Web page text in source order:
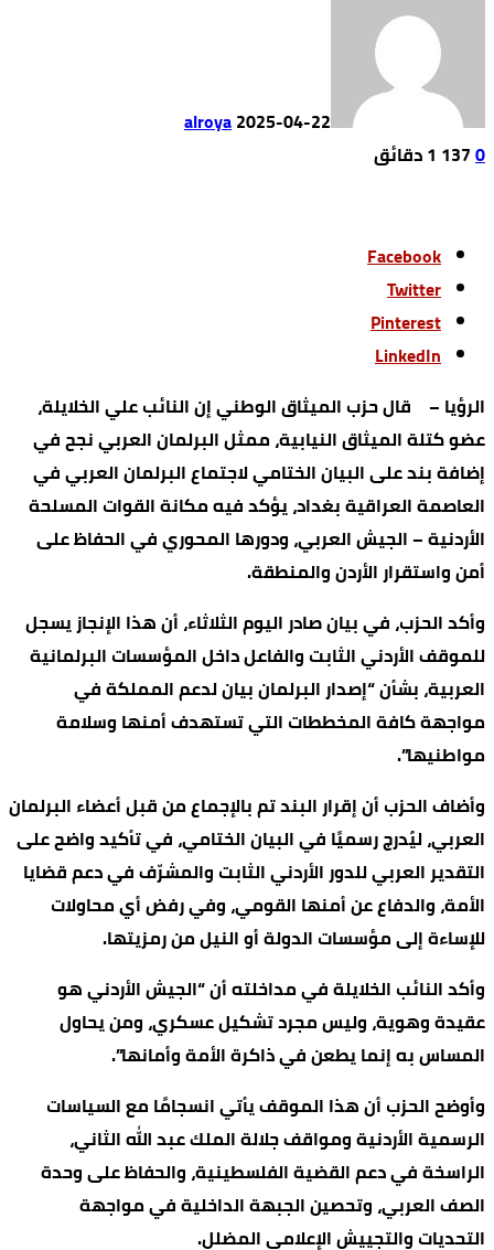
alroya2025-04-22
0
137 1 ‫دقائق‬
Facebook
Twitter
Pinterest
LinkedIn
الرؤيا – قال حزب الميثاق الوطني إن النائب علي الخلايلة،
عضو كتلة الميثاق النيابية، ممثل البرلمان العربي نجح في
إضافة بند على البيان الختامي لاجتماع البرلمان العربي في
العاصمة العراقية بغداد، يؤكد فيه مكانة القوات المسلحة
الأردنية – الجيش العربي، ودورها المحوري في الحفاظ على
أمن واستقرار الأردن والمنطقة.
وأكد الحزب، في بيان صادر اليوم الثلاثاء، أن هذا الإنجاز يسجل
للموقف الأردني الثابت والفاعل داخل المؤسسات البرلمانية
العربية، بشأن “إصدار البرلمان بيان لدعم المملكة في
مواجهة كافة المخططات التي تستهدف أمنها وسلامة
مواطنيها”.
وأضاف الحزب أن إقرار البند تم بالإجماع من قبل أعضاء البرلمان
العربي، ليُدرج رسميًا في البيان الختامي، في تأكيد واضح على
التقدير العربي للدور الأردني الثابت والمشرّف في دعم قضايا
الأمة، والدفاع عن أمنها القومي، وفي رفض أي محاولات
للإساءة إلى مؤسسات الدولة أو النيل من رمزيتها.
وأكد النائب الخلايلة في مداخلته أن “الجيش الأردني هو
عقيدة وهوية، وليس مجرد تشكيل عسكري، ومن يحاول
المساس به إنما يطعن في ذاكرة الأمة وأمانها”.
وأوضح الحزب أن هذا الموقف يأتي انسجامًا مع السياسات
الرسمية الأردنية ومواقف جلالة الملك عبد الله الثاني،
الراسخة في دعم القضية الفلسطينية، والحفاظ على وحدة
الصف العربي، وتحصين الجبهة الداخلية في مواجهة
التحديات والتجييش الإعلامي المضلل.